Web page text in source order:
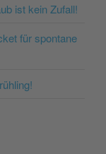
ist kein Zufall!
für spontane